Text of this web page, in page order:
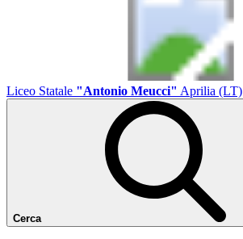
Liceo Statale "Antonio Meucci" Aprilia (LT)
Cerca